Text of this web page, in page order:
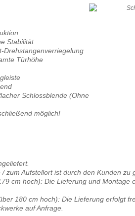
Stabilität
Drehstangenverriegelung
Türhöhe
Schlossblende (Ohne
möglich!
zum Aufstellort ist durch den Kunden zu
cm hoch): Die Lieferung und Montage
180 cm hoch): Die Lieferung erfolgt
auf Anfrage.